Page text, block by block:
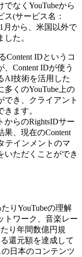
なくYouTubeから
(サービス名：
月から、米国以外で
た。
Content IDというコ
Content IDが使う
AI技術を活用した
くのYouTube上の
でき、クライアント
ます。
からのRightsIDサー
果、現在のContent
テインメントのマ
いただくことができ
りYouTubeの理解
トワーク、音楽レー
り年間数億円規
還元額を達成して
日本のコンテンツ